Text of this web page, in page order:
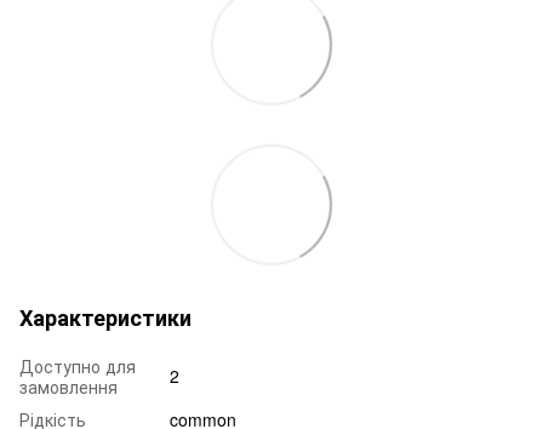
Характеристики
Доступно для
замовлення
2
Рідкість
common